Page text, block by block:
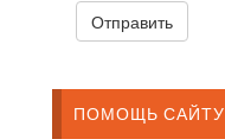
ПОМОЩЬ САЙТУ